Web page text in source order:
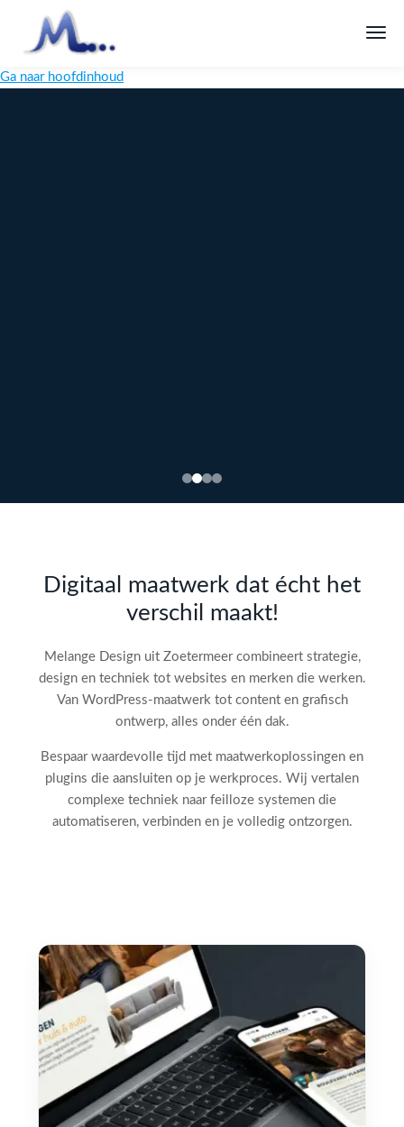
Ga naar hoofdinhoud
de SEO-
audit
Digitaal maatwerk dat écht het
verschil maakt!
Melange Design uit Zoetermeer combineert strategie,
design en techniek tot websites en merken die werken.
Van WordPress-maatwerk tot content en grafisch
ontwerp, alles onder één dak.
Bespaar waardevolle tijd met maatwerkoplossingen en
plugins die aansluiten op je werkproces. Wij vertalen
complexe techniek naar feilloze systemen die
automatiseren, verbinden en je volledig ontzorgen.